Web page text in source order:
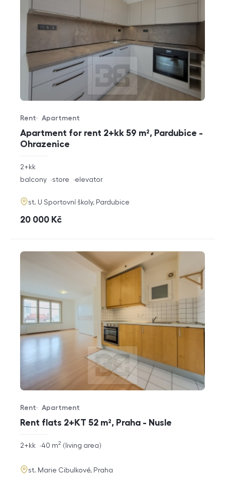
Apartment for rent 2+kk 59 m², Pardubice -
Ohrazenice
Offer type
Rent
Property type
Apartment
rozměry
disposition
2+kk
funkce
balcony store elevator
adresa
st. U Sportovní školy, Pardubice
cena
20 000 Kč
Rent flats 2+KT 52 m², Praha - Nusle
Offer type
Rent
Property type
Apartment
rozměry
disposition
2+kk living area
40 m2
adresa
st. Marie Cibulkové, Praha